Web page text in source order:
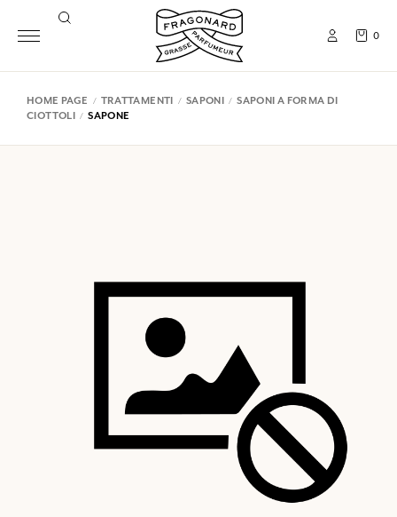
0
HOME PAGE TRATTAMENTI SAPONI
SAPONI A FORMA DI
CIOTTOLI
SAPONE